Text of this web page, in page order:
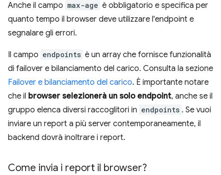
Anche il campo max-age è obbligatorio e specifica per
quanto tempo il browser deve utilizzare l'endpoint e
segnalare gli errori.
Il campo endpoints è un array che fornisce funzionalità
di failover e bilanciamento del carico. Consulta la sezione
Failover e bilanciamento del carico. È importante notare
che il browser selezionerà un solo endpoint, anche se il
gruppo elenca diversi raccoglitori in endpoints . Se vuoi
inviare un report a più server contemporaneamente, il
backend dovrà inoltrare i report.
Come invia i report il browser?